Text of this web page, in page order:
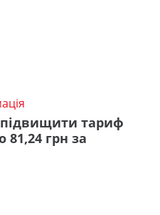
тариф
81,24 грн за